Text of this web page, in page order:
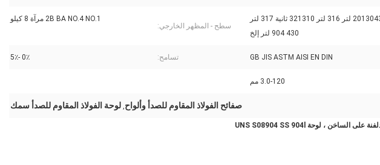
201304304 لتر 316 لتر 321310 ثانية 317 لتر
430 904 لتر إلخ
سطح - المظهر الخارجي:
2B BA NO.4 NO.1 مرآة 8 كيلو
GB JIS ASTM AISI EN DIN تسامح: 0٪ -5٪
3.0-120 مم
صفائح الفولاذ المقاوم للصدأ وألواح, لوحة الفولاذ المقاوم للصدأ سمك